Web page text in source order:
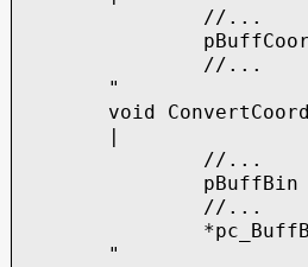
//...
//...
"
void
|
//...
pBuffBin
//...
"